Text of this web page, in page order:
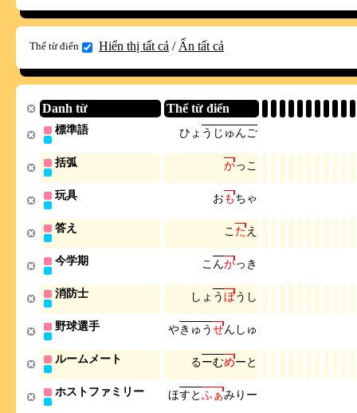
Thể từ điển Hiển thị tất cả / Ẩn tất cả
Danh từ Thể từ điển
標準語 ひ ょ う じ ゅ んご
括弧 かっ こ
玩具 おもちゃ
答え こ たえ
今学期 こ んがっ き
消防士 し ょ うぼう し
野球選手 やき ゅ うせん し ゅ
ルームメート るーむめーと
ホストファミリー ほすとふ ぁみり ー